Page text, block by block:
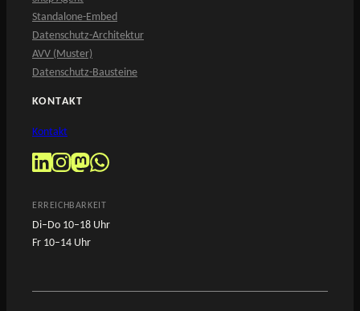
Standalone-Embed
Datenschutz-Architektur
AVV (Muster)
Datenschutz-Bausteine
KONTAKT
Kontakt
ERREICHBARKEIT
Di–Do 10–18 Uhr
Fr 10–14 Uhr